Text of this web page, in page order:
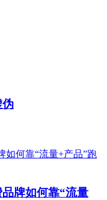
伪
牌如何靠“流量